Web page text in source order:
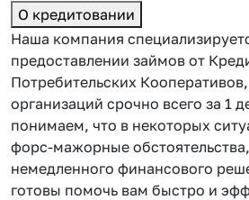
О кредитовании
Наша компания
предоставлении займов от
Потребительских
организаций срочно всего за 1
понимаем, что в некоторых
форс-мажорные
немедленного финансового
готовы помочь вам быстро и